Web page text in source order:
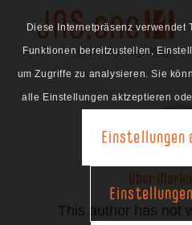
Über
This author has not
Diese Internetpräsenz verwendet
Funktionen bereitzustellen,
um Zugriffe zu analysieren. Sie
alle Einstellungen aktzeptieren
Einstellungen